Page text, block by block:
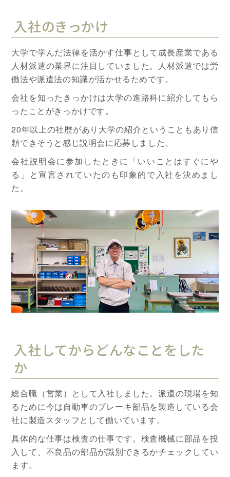
入社のきっかけ
大学で学んだ法律を活かす仕事として成長産業である
人材派遣の業界に注目していました。人材派遣では労
働法や派遣法の知識が活かせるためです。
会社を知ったきっかけは大学の進路科に紹介してもら
ったことがきっかけです。
20年以上の社歴があり大学の紹介ということもあり信
頼できそうと感じ説明会に応募しました。
会社説明会に参加したときに「いいことはすぐにや
る」と宣言されていたのも印象的で入社を決めまし
た。
入社してからどんなことをした
か
総合職（営業）として入社しました。派遣の現場を知
るために今は自動車のブレーキ部品を製造している会
社に製造スタッフとして働いています。
具体的な仕事は検査の仕事です。検査機械に部品を投
入して、不良品の部品が識別できるかチェックしてい
ます。